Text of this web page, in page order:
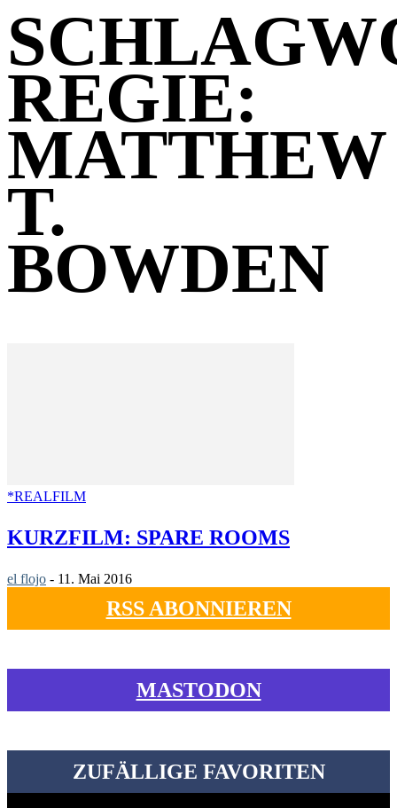
REGIE:
MATTHEW
T.
BOWDEN
*REALFILM
KURZFILM: SPARE ROOMS
el flojo - 11. Mai 2016
RSS ABONNIEREN
MASTODON
ZUFÄLLIGE FAVORITEN